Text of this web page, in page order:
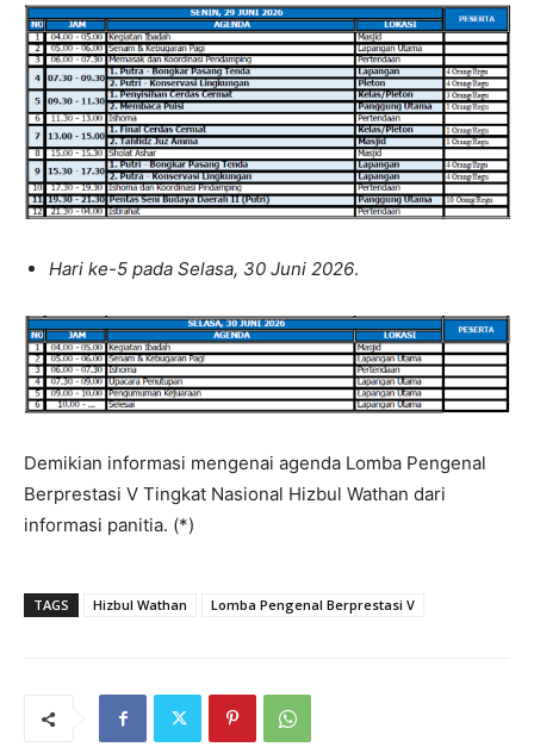
Hari ke-5 pada Selasa, 30 Juni 2026.
Demikian informasi mengenai agenda Lomba Pengenal
Berprestasi V Tingkat Nasional Hizbul Wathan dari
informasi panitia. (*)
TAGS Hizbul Wathan Lomba Pengenal Berprestasi V